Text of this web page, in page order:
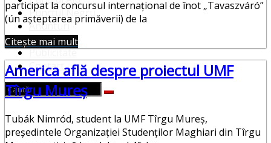
Punctul Negru
Anunturi
Despre noi
Publicitate
Contact
participat la concursul internațional de înot „Tavaszváró”
(ún aşteptarea primăverii) de la
Citește mai mult
America află despre proiectul UMF
Tîrgu Mureş
Tubák Nimród, student la UMF Tîrgu Mureş,
preşedintele Organizaţiei Studenţilor Maghiari din Tîrgu